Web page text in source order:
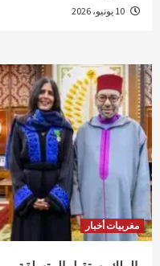
مغربيات أخبار